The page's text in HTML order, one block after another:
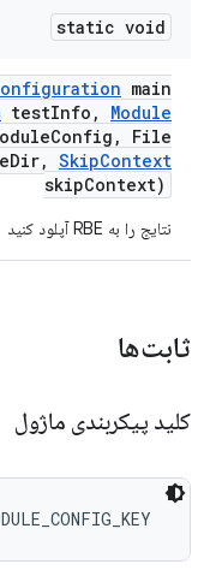
static void
main
testInfo ,
Module
Config ,
File
Dir, SkipContext
skipContext)
نتایج را به RBE آپلود کنید
ثابت‌ها
کلید پیکربندی ماژول